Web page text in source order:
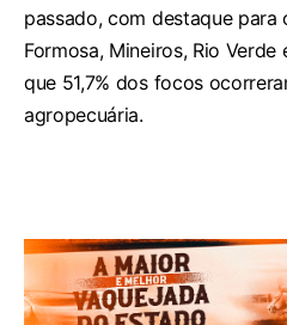
passado, com destaque para
Formosa, Mineiros, Rio
que 51,7% dos focos
agropecuária.